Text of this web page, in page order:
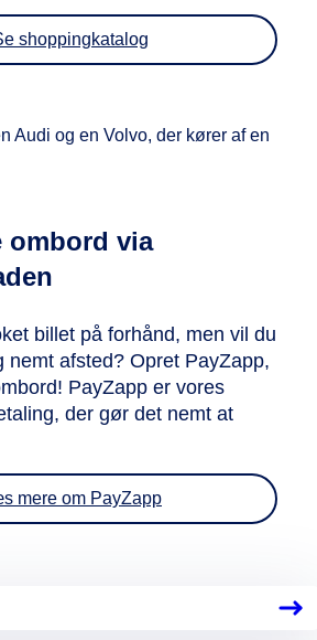
shoppingkatalog
ombord via
billet på forhånd, men vil du
nemt afsted? Opret PayZapp,
PayZapp er vores
der gør det nemt at
mere om PayZapp